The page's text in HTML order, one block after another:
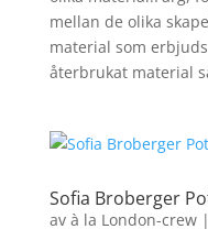
mellan de olika
material som
återbrukat material
Sofia Broberger
av à la London-crew|